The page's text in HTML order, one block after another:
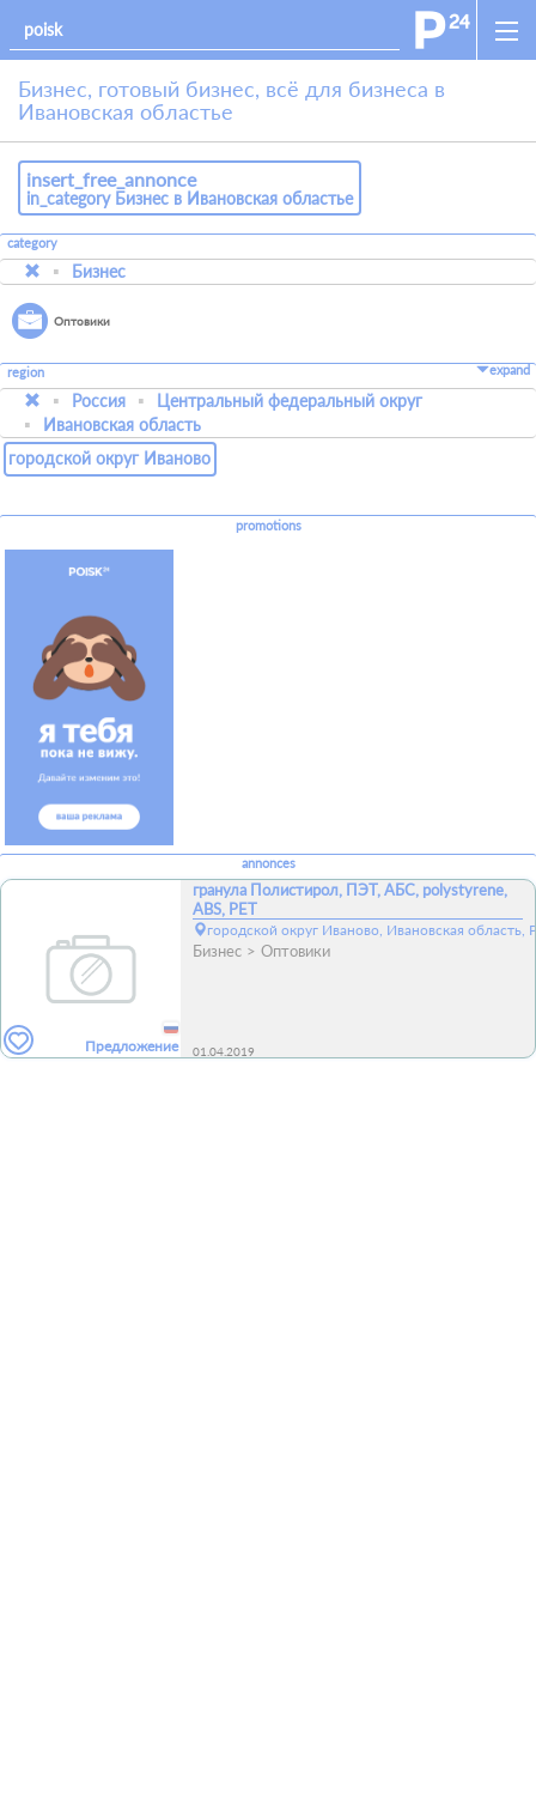
Бизнес, готовый бизнес, всё для бизнеса в
Ивановская областье
insert_free_annonce
in_category Бизнес в Ивановская областье
category
Бизнес
Оптовики
region expand
Россия
Центральный федеральный округ
Ивановская область
городской округ Иваново
promotions
annonces
Предложение
гранула Полистирол, ПЭТ, АБС, polystyrene,
ABS, PET
городской округ Иваново, Ивановская область,
Бизнес Оптовики
01.04.2019